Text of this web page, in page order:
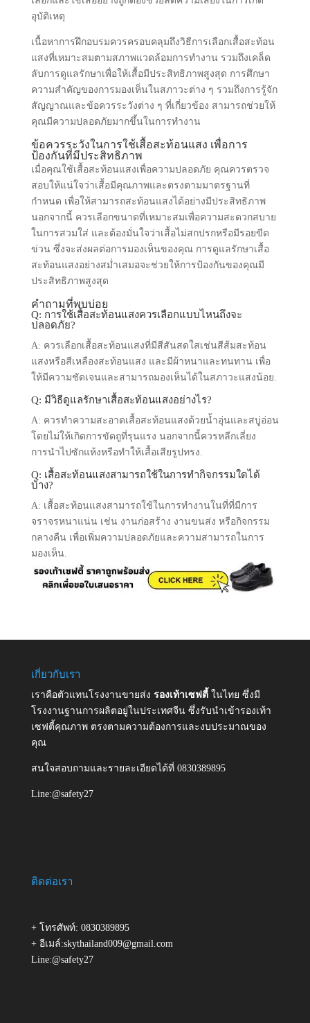
อุบัติเหตุ
เนื้อหาการฝึกอบรมควรครอบคลุมถึงวิธีการเลือกเสื้อสะท้อน
แสงที่เหมาะสมตามสภาพแวดล้อมการทำงาน รวมถึงเคล็ด
ลับการดูแลรักษาเพื่อให้เสื้อมีประสิทธิภาพสูงสุด การศึกษา
ความสำคัญของการมองเห็นในสภาวะต่าง ๆ รวมถึงการรู้จัก
สัญญาณและข้อควรระวังต่าง ๆ ที่เกี่ยวข้อง สามารถช่วยให้
คุณมีความปลอดภัยมากขึ้นในการทำงาน
ข้อควรระวังในการใช้เสื้อสะท้อนแสง เพื่อการ
ป้องกันที่มีประสิทธิภาพ
เมื่อคุณใช้เสื้อสะท้อนแสงเพื่อความปลอดภัย คุณควรตรวจ
สอบให้แน่ใจว่าเสื้อมีคุณภาพและตรงตามมาตรฐานที่
กำหนด เพื่อให้สามารถสะท้อนแสงได้อย่างมีประสิทธิภาพ
นอกจากนี้ ควรเลือกขนาดที่เหมาะสมเพื่อความสะดวกสบาย
ในการสวมใส่ และต้องมั่นใจว่าเสื้อไม่สกปรกหรือมีรอยขีด
ข่วน ซึ่งจะส่งผลต่อการมองเห็นของคุณ การดูแลรักษาเสื้อ
สะท้อนแสงอย่างสม่ำเสมอจะช่วยให้การป้องกันของคุณมี
ประสิทธิภาพสูงสุด
คำถามที่พบบ่อย
Q: การใช้เสื้อสะท้อนแสงควรเลือกแบบไหนถึงจะ
ปลอดภัย?
A: ควรเลือกเสื้อสะท้อนแสงที่มีสีสันสดใสเช่นสีส้มสะท้อน
แสงหรือสีเหลืองสะท้อนแสง และมีผ้าหนาและทนทาน เพื่อ
ให้มีความชัดเจนและสามารถมองเห็นได้ในสภาวะแสงน้อย.
Q: มีวิธีดูแลรักษาเสื้อสะท้อนแสงอย่างไร?
A: ควรทำความสะอาดเสื้อสะท้อนแสงด้วยน้ำอุ่นและสบู่อ่อน
โดยไม่ให้เกิดการขัดถูที่รุนแรง นอกจากนี้ควรหลีกเลี่ยง
การนำไปซักแห้งหรือทำให้เสื้อเสียรูปทรง.
Q: เสื้อสะท้อนแสงสามารถใช้ในการทำกิจกรรมใดได้
บ้าง?
A: เสื้อสะท้อนแสงสามารถใช้ในการทำงานในที่ที่มีการ
จราจรหนาแน่น เช่น งานก่อสร้าง งานขนส่ง หรือกิจกรรม
กลางคืน เพื่อเพิ่มความปลอดภัยและความสามารถในการ
มองเห็น.
เกี่ยวกับเรา
เราคือตัวแทนโรงงานขายส่ง รองเท้าเซฟตี้ ในไทย ซึ่งมี
โรงงานฐานการผลิตอยู่ในประเทศจีน ซึ่งรับนำเข้ารองเท้า
เซฟตี้คุณภาพ ตรงตามความต้องการและงบประมาณของ
คุณ
สนใจสอบถามและรายละเอียดได้ที่ 0830389895
Line:@safety27
ติดต่อเรา
+ โทรศัพท์: 0830389895
+ อีเมล์:skythailand009@gmail.com
Line:@safety27